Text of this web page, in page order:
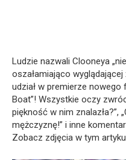
Ludzie nazwali Clooneya
oszałamiająco
udział w premierze nowego
Boat”! Wszystkie oczy
piękność w nim znalazła?”,
mężczyznę!” i inne
Zobacz zdjęcia w tym